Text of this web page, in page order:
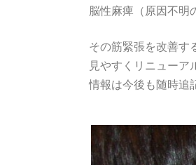
脳性麻痺（原因不明
その筋緊張を改善す
見やすくリニューア
情報は今後も随時追